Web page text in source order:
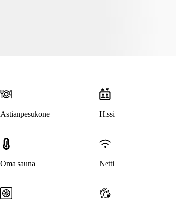
Astianpesukone Hissi
Oma sauna Netti